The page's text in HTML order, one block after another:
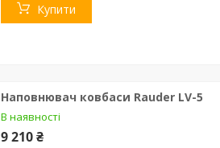
Купити
Наповнювач ковбаси Rauder LV-5
В наявності
9 210 ₴